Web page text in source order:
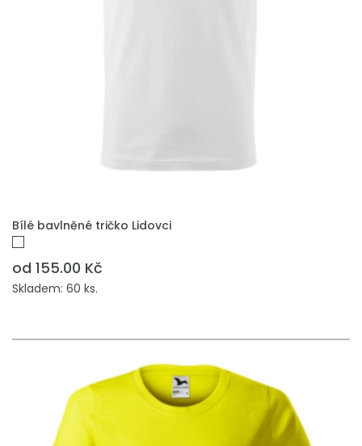
PŘIDAT DO POPTÁVKY
Bílé bavlněné tričko Lidovci
od 155.00 Kč
Skladem: 60 ks.